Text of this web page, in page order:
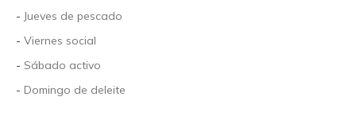
- Jueves de pescado
- Viernes social
- Sábado activo
- Domingo de deleite